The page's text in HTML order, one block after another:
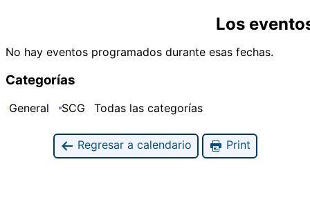
Los
No hay eventos programados durante esas fechas.
Categorías
General SCG Todas las categorías
Regresar a calendario Print